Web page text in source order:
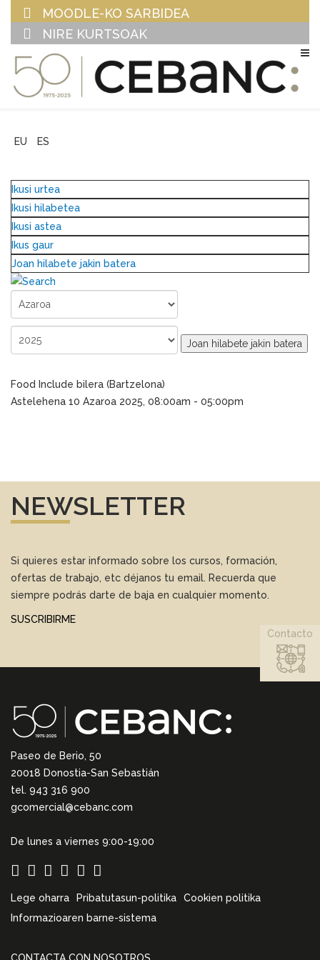
MOODLE-KO SARBIDEA
NIRE KURTSOAK
EU ES
Ikusi urtea
Ikusi hilabetea
Ikusi astea
Ikus gaur
Joan hilabete jakin batera
Joan hilabete jakin batera
Food Include bilera (Bartzelona)
Astelehena 10 Azaroa 2025, 08:00am - 05:00pm
NEWSLETTER
Si quieres estar informado sobre los cursos, formación,
ofertas de trabajo, etc déjanos tu email. Recuerda que
siempre podrás darte de baja en cualquier momento.
SUSCRIBIRME
Paseo de Berio, 50
20018 Donostia-San Sebastián
tel. 943 316 900
gcomercial@cebanc.com
De lunes a viernes 9:00-19:00
Lege oharra Pribatutasun-politika
Cookien politika
Informazioaren barne-sistema
Contacto